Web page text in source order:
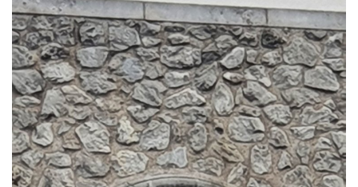
სტატიები